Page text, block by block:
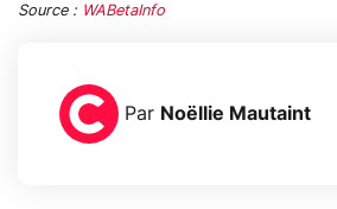
Source : WABetaInfo
Par Noëllie Mautaint